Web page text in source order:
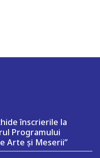
înscrierile la
Programului
Arte și Meserii”